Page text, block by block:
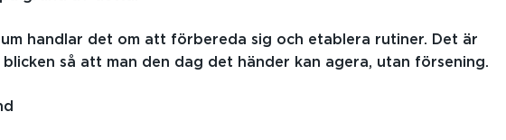
handlar det om att förbereda sig och etablera rutiner. Det är
så att man den dag det händer kan agera, utan försening.